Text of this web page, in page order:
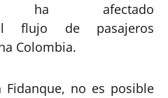
ha afectado
flujo de pasajeros
Colombia.
Fidanque, no es posible